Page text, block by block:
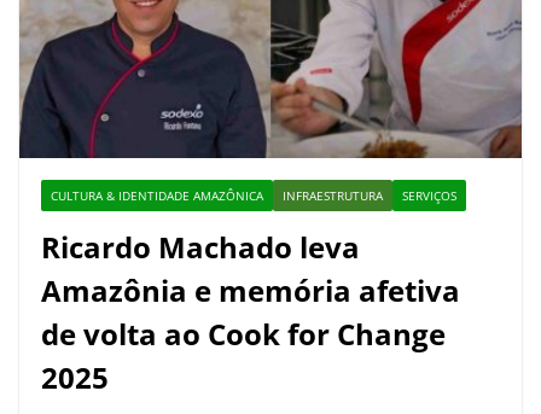
CULTURA & IDENTIDADE AMAZÔNICA INFRAESTRUTURA SERVIÇOS
Ricardo Machado leva
Amazônia e memória afetiva
de volta ao Cook for Change
2025